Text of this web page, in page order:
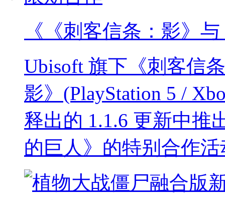
《《刺客信条：影》
Ubisoft 旗下《刺客信
影》(PlayStation 5 /
释出的 1.1.6 更新中推
的巨人》的特别合作活